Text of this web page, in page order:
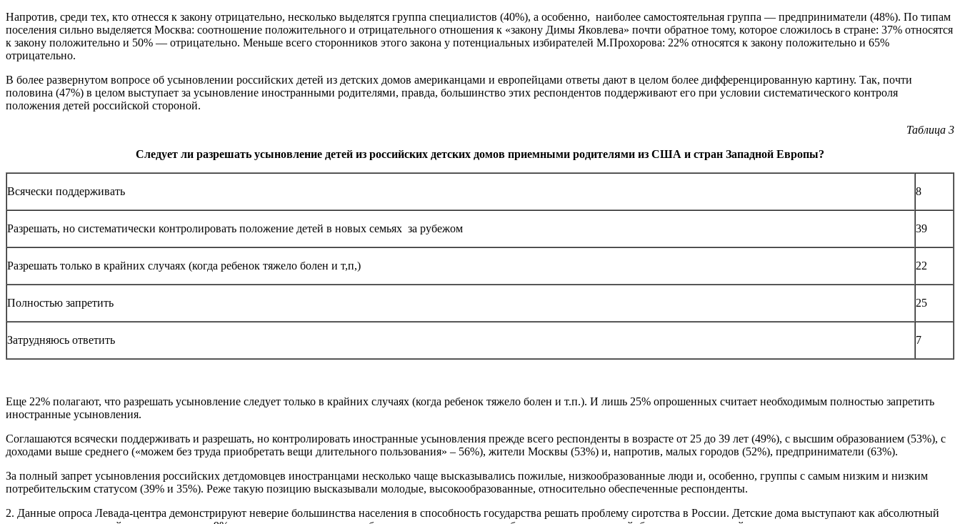
Напротив, среди тех, кто отнесся к закону отрицательно, несколько выделятся группа специалистов (40%), а особенно, наиболее самостоятельная группа — предприниматели (48%). По типам
поселения сильно выделяется Москва: соотношение положительного и отрицательного отношения к «закону Димы Яковлева» почти обратное тому, которое сложилось в стране: 37% относятся
к закону положительно и 50% — отрицательно. Меньше всего сторонников этого закона у потенциальных избирателей М.Прохорова: 22% относятся к закону положительно и 65%
отрицательно.
В более развернутом вопросе об усыновлении российских детей из детских домов американцами и европейцами ответы дают в целом более дифференцированную картину. Так, почти
половина (47%) в целом выступает за усыновление иностранными родителями, правда, большинство этих респондентов поддерживают его при условии систематического контроля
положения детей российской стороной.
Таблица 3
Следует ли разрешать усыновление детей из российских детских домов приемными родителями из США и стран Западной Европы?
Всячески поддерживать 8
Разрешать, но систематически контролировать положение детей в новых семьях за рубежом 39
Разрешать только в крайних случаях (когда ребенок тяжело болен и т,п,) 22
Полностью запретить 25
Затрудняюсь ответить 7
Еще 22% полагают, что разрешать усыновление следует только в крайних случаях (когда ребенок тяжело болен и т.п.). И лишь 25% опрошенных считает необходимым полностью запретить
иностранные усыновления.
Соглашаются всячески поддерживать и разрешать, но контролировать иностранные усыновления прежде всего респонденты в возрасте от 25 до 39 лет (49%), с высшим образованием (53%), с
доходами выше среднего («можем без труда приобретать вещи длительного пользования» – 56%), жители Москвы (53%) и, напротив, малых городов (52%), предприниматели (63%).
За полный запрет усыновления российских детдомовцев иностранцами несколько чаще высказывались пожилые, низкообразованные люди и, особенно, группы с самым низким и низким
потребительским статусом (39% и 35%). Реже такую позицию высказывали молодые, высокообразованные, относительно обеспеченные респонденты.
2. Данные опроса Левада-центра демонстрируют неверие большинства населения в способность государства решать проблему сиротства в России. Детские дома выступают как абсолютный